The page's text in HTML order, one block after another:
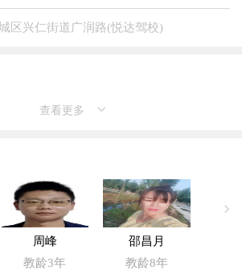
区兴仁街道广润路(悦达驾校)
查看更多
周峰
教龄3年
邵昌月
教龄8年